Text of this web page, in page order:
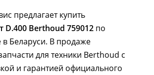
предлагает купить
D.400 Berthoud 759012 по
в Беларуси. В продаже
для техники Berthoud с
и гарантией официального